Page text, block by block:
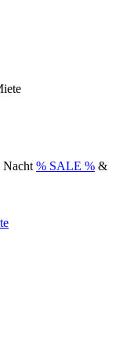
Nacht % SALE % &